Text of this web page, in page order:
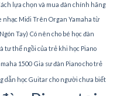
lựa chọn và mua đàn chính hãng
nhạc Midi Trên Organ Yamaha từ
Tay) Có nên cho bé học đàn
tư thế ngồi của trẻ khi học Piano
1500 Gia sư đàn Piano cho trẻ
dẫn học Guitar cho người chưa biết